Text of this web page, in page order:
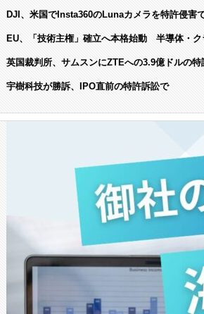
DJI、米国でInsta360のLunaカメラを特許侵害
EU、「技術主権」確立へ本格始動 半導体・
英国裁判所、サムスンにZTEへの3.9億ドルの
宇樹科技が勝訴、IPO直前の特許訴訟で